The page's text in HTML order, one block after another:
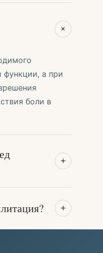
+
функции, а при
боли в
+
+